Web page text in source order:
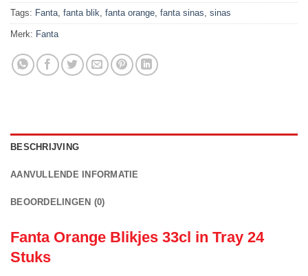
Tags: Fanta fanta blik fanta orange fanta sinas sinas
Merk: Fanta
BESCHRIJVING
AANVULLENDE INFORMATIE
BEOORDELINGEN (0)
Fanta Orange Blikjes 33cl in Tray 24
Stuks